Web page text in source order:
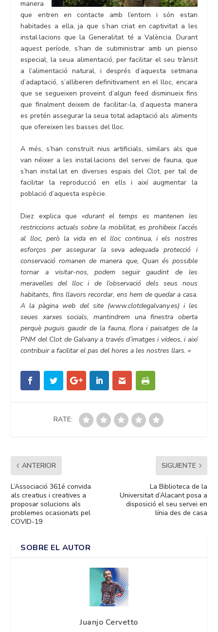
manera
que entren en contacte amb l’entorn i són estan
habitades a ella, ja que s’han criat en captivitat a les
instal·lacions que la Generalitat té a València. Durant
aquest període, s’han de subministrar amb un pienso
especial, la seua alimentació, per facilitar el seu trànsit
a l’alimentació natural, i després d’aquesta setmana
d’adaptació, s’alliberen definitivament en el lloc, encara
que se segueixen proveint d’algun feed disminueix fins
que finalment deixem de facilitar-la, d’aquesta manera
es pretén assegurar la seua total adaptació als aliments
que ofereixen les basses del lloc.
A més, s’han construït nius artificials, similars als que
van néixer a les instal·lacions del servei de fauna, que
s’han instal·lat en diverses espais del Clot, per tal de
facilitar la reproducció en ells i així augmentar la
població d’aquesta espècie.
Diez explica que «durant el temps es mantenen les
restriccions actuals sobre la mobilitat, es prohibeix l’accés
al lloc, però la vida en el lloc continua, i els nostres
esforços per assegurar la seva adequada protecció i
conservació romanen de manera que, Quan és possible
tornar a visitar-nos, podem seguir gaudint de les
meravelles del lloc i de l’observació dels seus nous
habitants, fins llavors recordar, ens hem de quedar a casa.
A la pàgina web del site (www.clotdegalvany.es) i les
seues xarxes socials, mantindrem una finestra oberta
perquè puguis gaudir de la fauna, flora i paisatges de la
PNM del Clot de Galvany a través d’imatges i vídeos, i així
contribuir a facilitar el pas del hores a les nostres llars. «
RATE:
ANTERIOR
L’Associació 361é convida
als creatius i creatives a
proposar solucions als
problemes ocasionats pel
COVID-19
SIGUIENTE
La Biblioteca de la
Universitat d’Alacant posa a
disposició el seu servei en
línia des de casa
SOBRE EL AUTOR
Juanjo Cervetto